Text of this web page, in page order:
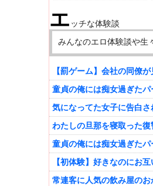
エ ッチな体験談
みんなのエロ体験談や生
【罰ゲーム】会社の同僚
童貞の俺には痴女過ぎた
気になってた女子に告白さ
わたしの旦那を寝取った復
童貞の俺には痴女過ぎた
【初体験】好きなのにお
常連客に人気の飲み屋の